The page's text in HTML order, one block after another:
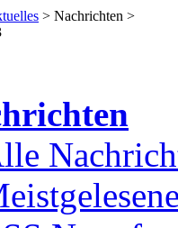
> Nachrichten >